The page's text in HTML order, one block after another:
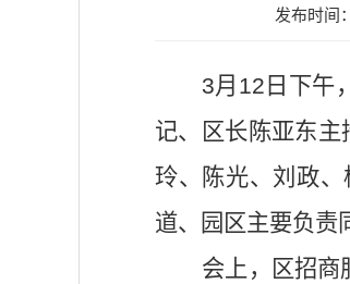
发布时间
3月12日下午
记、区长陈亚东
玲、陈光、刘政
道、园区主要负责
会上，区招商